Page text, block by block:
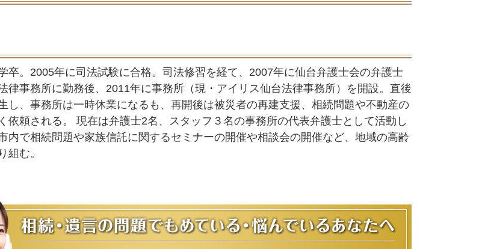
卒。2005年に司法試験に合格。司法修習を経て、2007年に仙台弁護士会の弁護士
律事務所に勤務後、2011年に事務所（現・アイリス仙台法律事務所）を開設。直後
し、事務所は一時休業になるも、再開後は被災者の再建支援、相続問題や不動産の
依頼される。 現在は弁護士2名、スタッフ３名の事務所の代表弁護士として活動し
内で相続問題や家族信託に関するセミナーの開催や相談会の開催など、地域の高齢
組む。